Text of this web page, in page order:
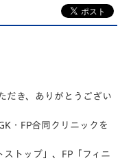
だき、ありがとうござい
・FP合同クリニックを
トップ」、FP「フィニ